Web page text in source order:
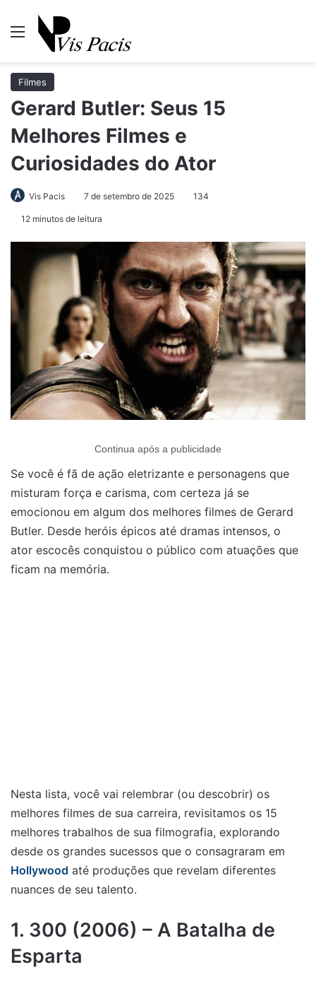
Menu
Filmes
Gerard Butler: Seus 15
Melhores Filmes e
Curiosidades do Ator
Vis Pacis 7 de setembro de 2025 134
12 minutos de leitura
Continua após a publicidade
Se você é fã de ação eletrizante e personagens que
misturam força e carisma, com certeza já se
emocionou em algum dos melhores filmes de Gerard
Butler. Desde heróis épicos até dramas intensos, o
ator escocês conquistou o público com atuações que
ficam na memória.
Nesta lista, você vai relembrar (ou descobrir) os
melhores filmes de sua carreira, revisitamos os 15
melhores trabalhos de sua filmografia, explorando
desde os grandes sucessos que o consagraram em
Hollywood até produções que revelam diferentes
nuances de seu talento.
1. 300 (2006) – A Batalha de
Esparta